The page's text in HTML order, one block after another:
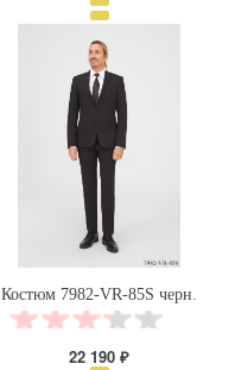
Костюм 7982-VR-85S черн.
22 190 ₽